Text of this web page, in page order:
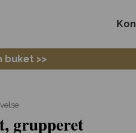
buket >>
grupperet